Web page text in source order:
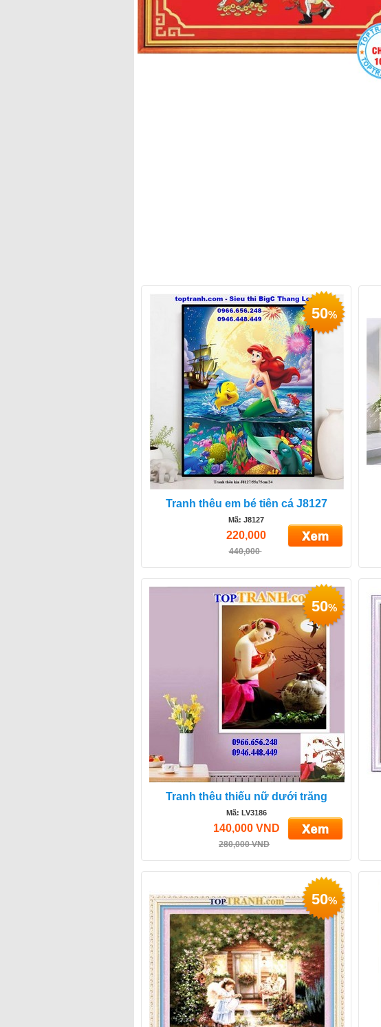
Tranh thêu em bé tiên cá J8127
Mã: J8127
220,000
440,000
50%
Tranh thêu thiếu nữ dưới trăng
Mã: LV3186
140,000 VND
280,000 VND
50%
50%